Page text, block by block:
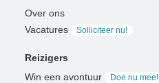
Over ons
Vacatures
Solliciteer nu!
Reizigers
Win een avontuur
Doe nu mee!